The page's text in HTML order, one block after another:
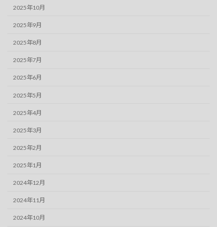
2025年10月
2025年9月
2025年8月
2025年7月
2025年6月
2025年5月
2025年4月
2025年3月
2025年2月
2025年1月
2024年12月
2024年11月
2024年10月